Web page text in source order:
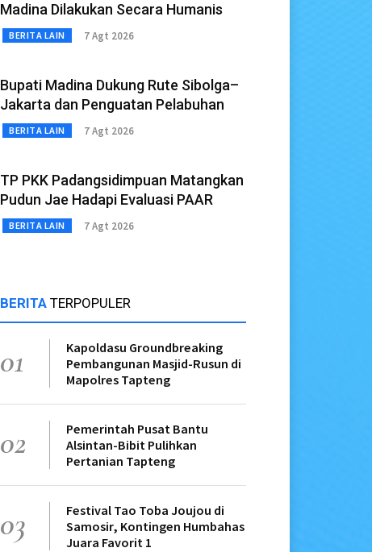
Madina Dilakukan Secara Humanis
BERITA LAIN 7 Agt 2026
Bupati Madina Dukung Rute Sibolga–
Jakarta dan Penguatan Pelabuhan
BERITA LAIN 7 Agt 2026
TP PKK Padangsidimpuan Matangkan
Pudun Jae Hadapi Evaluasi PAAR
BERITA LAIN 7 Agt 2026
BERITA TERPOPULER
01
Kapoldasu Groundbreaking
Pembangunan Masjid-Rusun di
Mapolres Tapteng
02
Pemerintah Pusat Bantu
Alsintan-Bibit Pulihkan
Pertanian Tapteng
03
Festival Tao Toba Joujou di
Samosir, Kontingen Humbahas
Juara Favorit 1